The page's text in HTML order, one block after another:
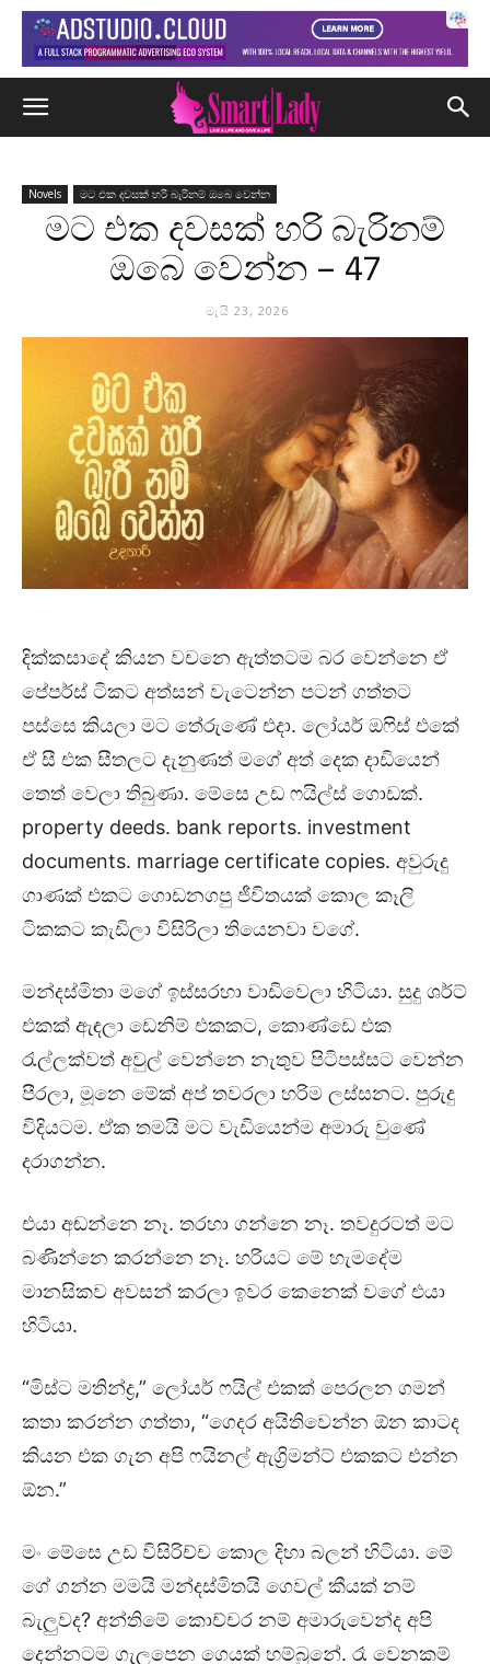
Novels මට එක දවසක් හරි බැරිනම් ඔබෙ වෙන්න
මට එක දවසක් හරි බැරිනම්
ඔබෙ වෙන්න – 47
මැයි 23, 2026
දික්කසාදේ කියන වචනෙ ඇත්තටම බර වෙන්නෙ ඒ
පේපර්ස් ටිකට අත්සන් වැටෙන්න පටන් ගත්තට
පස්සෙ කියලා මට තේරුණේ එදා. ලෝයර් ඔෆිස් එකේ
ඒ සී එක සීතලට දැනුණත් මගේ අත් දෙක දාඩියෙන්
තෙත් වෙලා තිබුණා. මේසෙ උඩ ෆයිල්ස් ගොඩක්.
property deeds. bank reports. investment
documents. marriage certificate copies. අවුරුදු
ගාණක් එකට ගොඩනගපු ජීවිතයක් කොල කෑලි
ටිකකට කැඩිලා විසිරිලා තියෙනවා වගේ.
මන්දස්මිතා මගේ ඉස්සරහා වාඩිවෙලා හිටියා. සුදු ශර්ට්
එකක් ඇඳලා ඩෙනිම් එකකට, කොණ්ඩෙ එක
රැල්ලක්වත් අවුල් වෙන්නෙ නැතුව පිටිපස්සට වෙන්න
පීරලා, මූනෙ මේක් අප් තවරලා හරිම ලස්සනට. පුරුදු
විදියටම. ඒක තමයි මට වැඩියෙන්ම අමාරු වුණේ
දරාගන්න.
එයා අඬන්නෙ නෑ. තරහා ගන්නෙ නෑ. තවදුරටත් මට
බණින්නෙ කරන්නෙ නෑ. හරියට මේ හැමදේම
මානසිකව අවසන් කරලා ඉවර කෙනෙක් වගේ එයා
හිටියා.
“මිස්ට මතින්ද්‍ර,” ලෝයර් ෆයිල් එකක් පෙරලන ගමන්
කතා කරන්න ගත්තා, “ගෙදර අයිතිවෙන්න ඕන කාටද
කියන එක ගැන අපි ෆයිනල් ඇග්‍රිමන්ට් එකකට එන්න
ඕන.”
මං මේසෙ උඩ විසිරිච්ච කොල දිහා බලන් හිටියා. මේ
ගේ ගන්න මමයි මන්දස්මිතයි ගෙවල් කීයක් නම්
බැලුවද? අන්තිමේ කොච්චර නම් අමාරුවෙන්ද අපි
දෙන්නටම ගැලපෙන ගෙයක් හම්බුනේ. රෑ වෙනකම්